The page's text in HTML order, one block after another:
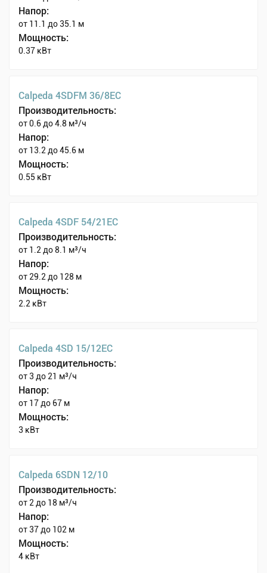
Напор:
от 11.1 до 35.1 м
Мощность:
0.37 кВт
Calpeda 4SDFM 36/8EC
Производительность:
от 0.6 до 4.8 м³/ч
Напор:
от 13.2 до 45.6 м
Мощность:
0.55 кВт
Calpeda 4SDF 54/21EC
Производительность:
от 1.2 до 8.1 м³/ч
Напор:
от 29.2 до 128 м
Мощность:
2.2 кВт
Calpeda 4SD 15/12EC
Производительность:
от 3 до 21 м³/ч
Напор:
от 17 до 67 м
Мощность:
3 кВт
Calpeda 6SDN 12/10
Производительность:
от 2 до 18 м³/ч
Напор:
от 37 до 102 м
Мощность:
4 кВт